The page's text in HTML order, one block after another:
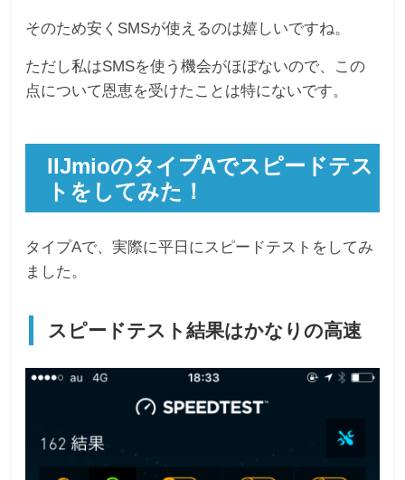
そのため安くSMSが使えるのは嬉しいですね。
ただし私はSMSを使う機会がほぼないので、この
点について恩恵を受けたことは特にないです。
IIJmioのタイプAでスピードテス
トをしてみた！
タイプAで、実際に平日にスピードテストをしてみ
ました。
スピードテスト結果はかなりの高速